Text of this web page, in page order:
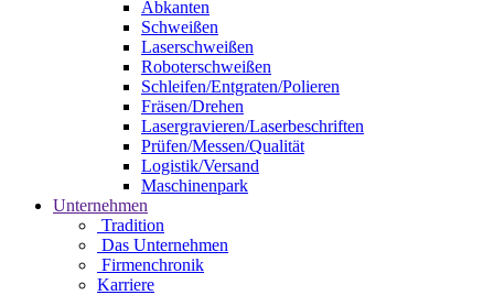
Abkanten
Schweißen
Laserschweißen
Roboterschweißen
Schleifen/Entgraten/Polieren
Fräsen/Drehen
Lasergravieren/Laserbeschriften
Prüfen/Messen/Qualität
Logistik/Versand
Maschinenpark
Unternehmen
Tradition
Das Unternehmen
Firmenchronik
Karriere